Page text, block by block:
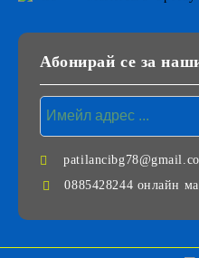
Абонирай се за
0885428244 онлайн